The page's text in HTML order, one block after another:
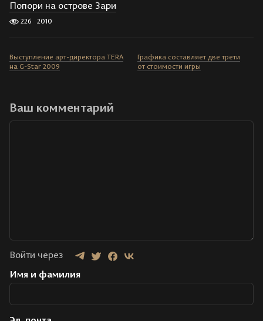
Попори на острове Зари
226 2010
Выступление арт-директора TERA
на G-Star 2009
Графика составляет две трети
от стоимости игры
Ваш комментарий
Войти через
Имя и фамилия